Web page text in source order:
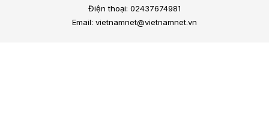
Điện thoại: 02437674981
Email: vietnamnet@vietnamnet.vn